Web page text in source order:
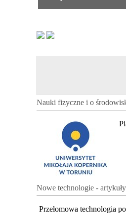
Nauki fizyczne i o
Nowe technologie - artykuły
Przełomowa technologia